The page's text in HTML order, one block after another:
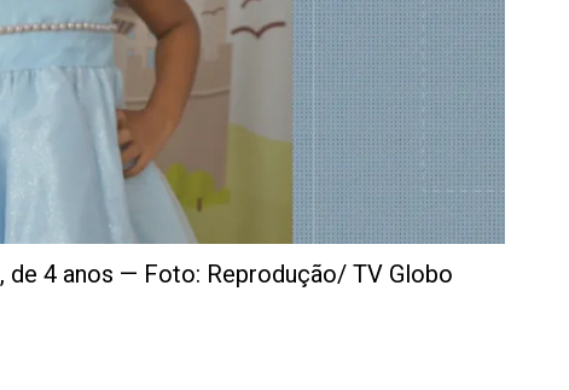
4 anos — Foto: Reprodução/ TV Globo